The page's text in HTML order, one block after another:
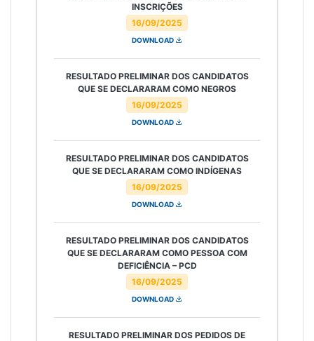
16/09/2025
INSCRIÇÕES
DOWNLOAD
16/09/2025
RESULTADO PRELIMINAR DOS CANDIDATOS
QUE SE DECLARARAM COMO NEGROS
DOWNLOAD
16/09/2025
RESULTADO PRELIMINAR DOS CANDIDATOS
QUE SE DECLARARAM COMO INDÍGENAS
DOWNLOAD
16/09/2025
RESULTADO PRELIMINAR DOS CANDIDATOS
QUE SE DECLARARAM COMO PESSOA COM
DEFICIÊNCIA – PCD
DOWNLOAD
RESULTADO PRELIMINAR DOS PEDIDOS DE